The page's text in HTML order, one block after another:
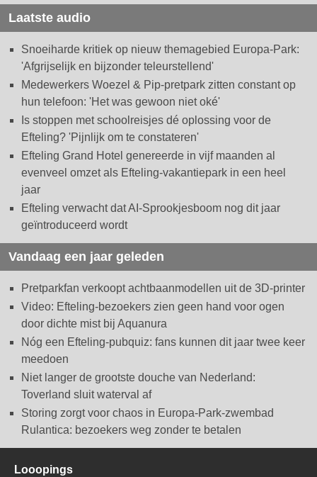
Laatste audio
Snoeiharde kritiek op nieuw themagebied Europa-Park:
'Afgrijselijk en bijzonder teleurstellend'
Medewerkers Woezel & Pip-pretpark zitten constant op
hun telefoon: 'Het was gewoon niet oké'
Is stoppen met schoolreisjes dé oplossing voor de
Efteling? 'Pijnlijk om te constateren'
Efteling Grand Hotel genereerde in vijf maanden al
evenveel omzet als Efteling-vakantiepark in een heel
jaar
Efteling verwacht dat AI-Sprookjesboom nog dit jaar
geïntroduceerd wordt
Vandaag een jaar geleden
Pretparkfan verkoopt achtbaanmodellen uit de 3D-printer
Video: Efteling-bezoekers zien geen hand voor ogen
door dichte mist bij Aquanura
Nóg een Efteling-pubquiz: fans kunnen dit jaar twee keer
meedoen
Niet langer de grootste douche van Nederland:
Toverland sluit waterval af
Storing zorgt voor chaos in Europa-Park-zwembad
Rulantica: bezoekers weg zonder te betalen
Looopings